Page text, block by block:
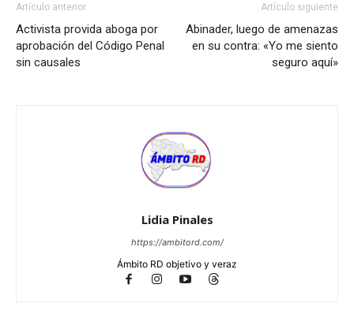
Artículo anterior
Activista provida aboga por
aprobación del Código Penal
sin causales
Artículo siguiente
Abinader, luego de amenazas
en su contra: «Yo me siento
seguro aquí»
Lidia Pinales
https://ambitord.com/
Ámbito RD objetivo y veraz